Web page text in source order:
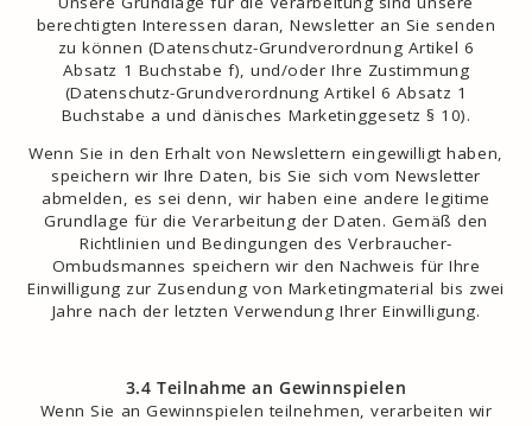
berechtigten Interessen daran, Newsletter an Sie senden
zu können (Datenschutz-Grundverordnung Artikel 6
Absatz 1 Buchstabe f), und/oder Ihre Zustimmung
(Datenschutz-Grundverordnung Artikel 6 Absatz 1
Buchstabe a und dänisches Marketinggesetz § 10).
Wenn Sie in den Erhalt von Newslettern eingewilligt haben,
speichern wir Ihre Daten, bis Sie sich vom Newsletter
abmelden, es sei denn, wir haben eine andere legitime
Grundlage für die Verarbeitung der Daten. Gemäß den
Richtlinien und Bedingungen des Verbraucher-
Ombudsmannes speichern wir den Nachweis für Ihre
Einwilligung zur Zusendung von Marketingmaterial bis zwei
Jahre nach der letzten Verwendung Ihrer Einwilligung.
3.4 Teilnahme an Gewinnspielen
Wenn Sie an Gewinnspielen teilnehmen, verarbeiten wir